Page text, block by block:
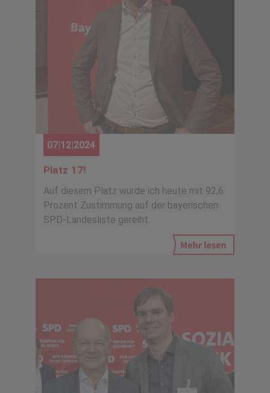
07|12|2024
Platz 17!
Auf diesem Platz wurde ich heute mit 92,6
Prozent Zustimmung auf der bayerischen
SPD-Landesliste gereiht.